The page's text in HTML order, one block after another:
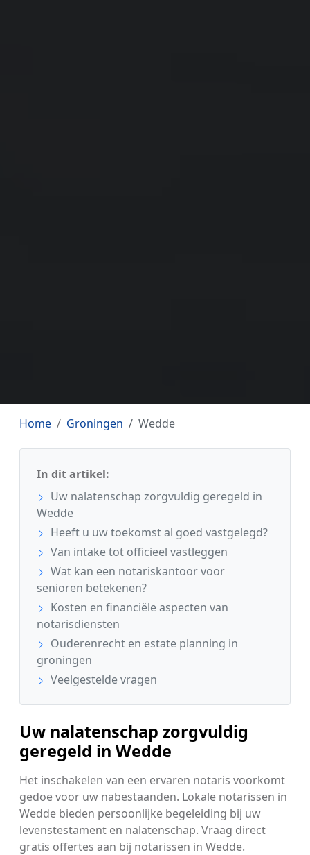
Home Groningen Wedde
In dit artikel:
Uw nalatenschap zorgvuldig geregeld in
Wedde
Heeft u uw toekomst al goed vastgelegd?
Van intake tot officieel vastleggen
Wat kan een notariskantoor voor
senioren betekenen?
Kosten en financiële aspecten van
notarisdiensten
Ouderenrecht en estate planning in
groningen
Veelgestelde vragen
Uw nalatenschap zorgvuldig
geregeld in Wedde
Het inschakelen van een ervaren notaris voorkomt
gedoe voor uw nabestaanden. Lokale notarissen in
Wedde bieden persoonlijke begeleiding bij uw
levenstestament en nalatenschap. Vraag direct
gratis offertes aan bij notarissen in Wedde.